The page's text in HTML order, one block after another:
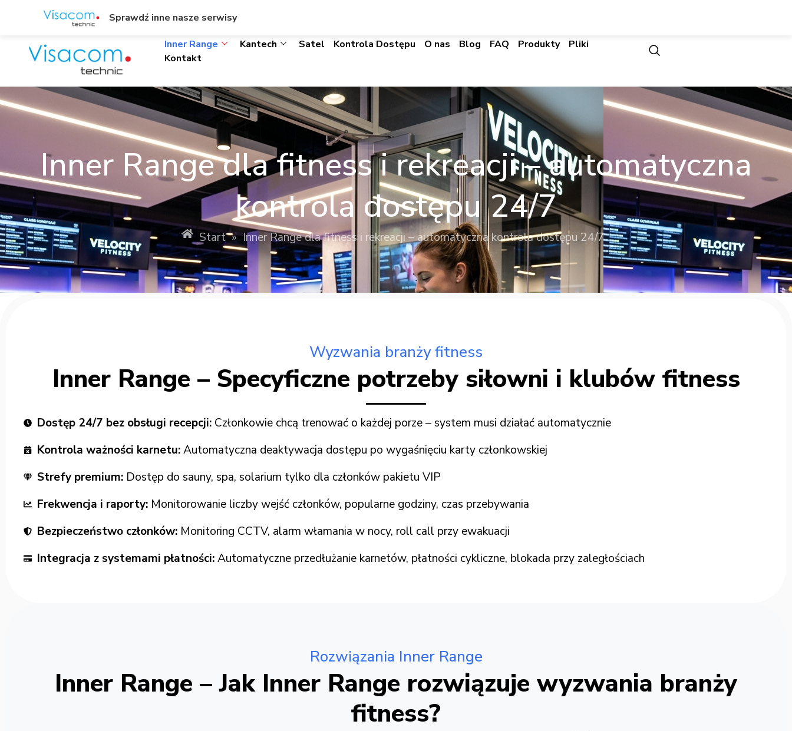
ul. Wł. Trylińskiego 8/L1, Olsztyn +48895342323
Inner Range Kantech Satel Kontrola Dostępu O nas Blog FAQ Produkty
Pliki
Kontakt
Inner Range dla fitness i rekreacji – automatyczna
kontrola dostępu 24/7
Start » Inner Range dla fitness i rekreacji – automatyczna kontrola dostępu 24/7
Wyzwania branży fitness
Inner Range – Specyficzne potrzeby siłowni i klubów fitness
Dostęp 24/7 bez obsługi recepcji:Członkowie chcą trenować o każdej porze – system musi działać automatycznie
Kontrola ważności karnetu:Automatyczna deaktywacja dostępu po wygaśnięciu karty członkowskiej
Strefy premium:Dostęp do sauny, spa, solarium tylko dla członków pakietu VIP
Frekwencja i raporty:Monitorowanie liczby wejść członków, popularne godziny, czas przebywania
Bezpieczeństwo członków:Monitoring CCTV, alarm włamania w nocy, roll call przy ewakuacji
Integracja z systemami płatności:Automatyczne przedłużanie karnetów, płatności cykliczne, blokada przy zaległościach
Rozwiązania Inner Range
Inner Range – Jak Inner Range rozwiązuje wyzwania branży
fitness?
Sprawdź inne nasze serwisy